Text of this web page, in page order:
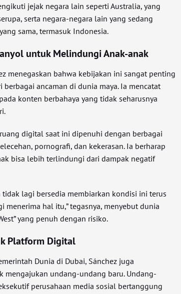
jejak negara lain seperti Australia, yang
serta negara-negara lain yang sedang
sama, termasuk Indonesia.
untuk Melindungi Anak-anak
menegaskan bahwa kebijakan ini sangat penting
ancaman di dunia maya. Ia mencatat
konten berbahaya yang tidak seharusnya
digital saat ini dipenuhi dengan berbagai
pornografi, dan kekerasan. Ia berharap
bisa lebih terlindungi dari dampak negatif
lagi bersedia membiarkan kondisi ini terus
menerima hal itu,” tegasnya, menyebut dunia
yang penuh dengan risiko.
Platform Digital
Dunia di Dubai, Sánchez juga
mengajukan undang-undang baru. Undang-
perusahaan media sosial bertanggung